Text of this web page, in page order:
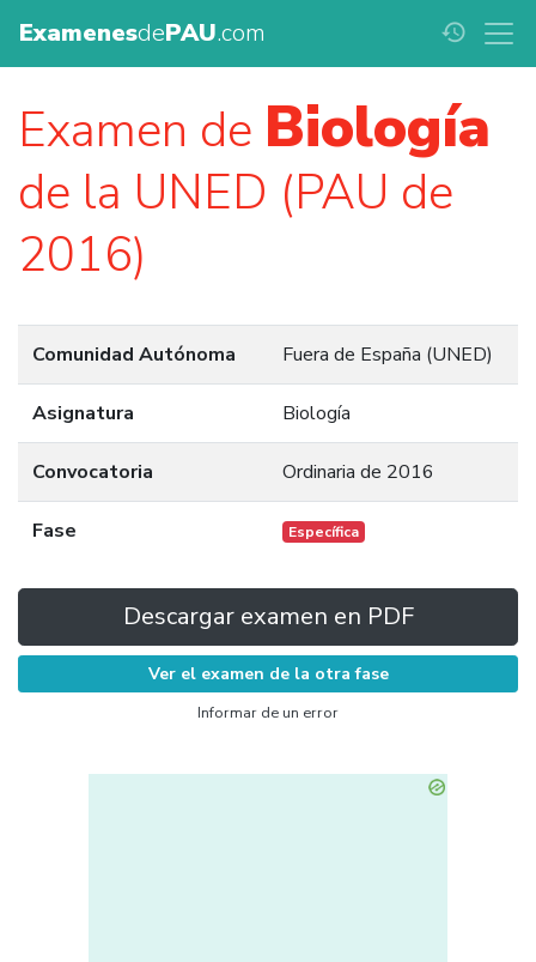
ExamenesdePAU.com history
Examen de Biología
de la UNED (PAU de
2016)
Comunidad Autónoma Fuera de España (UNED)
Asignatura Biología
Convocatoria Ordinaria de 2016
Fase Específica
Descargar examen en PDF
Ver el examen de la otra fase
Informar de un error